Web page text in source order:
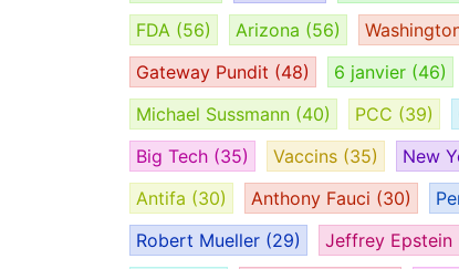
FDA (56) Arizona (56)
Gateway Pundit (48) 6 janvier (46)
Michael Sussmann (40) PCC (39)
Big Tech (35) Vaccins (35) New
Antifa (30) Anthony Fauci (30)
Robert Mueller (29) Jeffrey Epstein